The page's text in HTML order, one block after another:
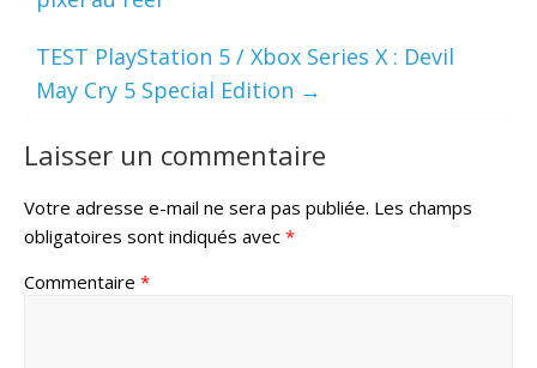
TEST PlayStation 5 / Xbox Series X : Devil
May Cry 5 Special Edition →
Laisser un commentaire
Votre adresse e-mail ne sera pas publiée. Les champs
obligatoires sont indiqués avec *
Commentaire *